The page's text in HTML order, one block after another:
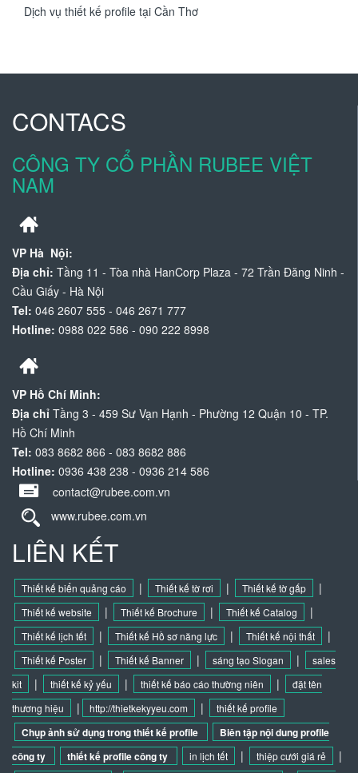
Dịch vụ thiết kế profile tại Cần Thơ
CONTACS
CÔNG TY CỔ PHẦN RUBEE VIỆT
NAM
VP Hà Nội:
Địa chỉ: Tầng 11 - Tòa nhà HanCorp Plaza - 72 Trần Đăng Ninh -
Cầu Giấy - Hà Nội
Tel: 046 2607 555 - 046 2671 777
Hotline: 0988 022 586 - 090 222 8998
VP Hồ Chí Minh:
Địa chỉ Tầng 3 - 459 Sư Vạn Hạnh - Phường 12 Quận 10 - TP.
Hồ Chí Minh
Tel: 083 8682 866 - 083 8682 886
Hotline: 0936 438 238 - 0936 214 586
contact@rubee.com.vn
www.rubee.com.vn
LIÊN KẾT
Thiết kế biển quảng cáo | Thiết kế tờ rơi | Thiết kế tờ gấp |
Thiết kế website | Thiết kế Brochure | Thiết kế Catalog |
Thiết kế lịch tết | Thiết kế Hồ sơ năng lực | Thiết kế nội thất |
Thiết kế Poster | Thiết kế Banner | sáng tạo Slogan |
sales
kit
| thiết kế kỷ yếu | thiết kế báo cáo thường niên |
đặt tên
thương hiệu
| http://thietkekyyeu.com | thiết kế profile
Chụp ảnh sử dụng trong thiết kế profile
Biên tập nội dung profile
công ty
thiết kế profile công ty in lịch tết | thiệp cưới giá rẻ |